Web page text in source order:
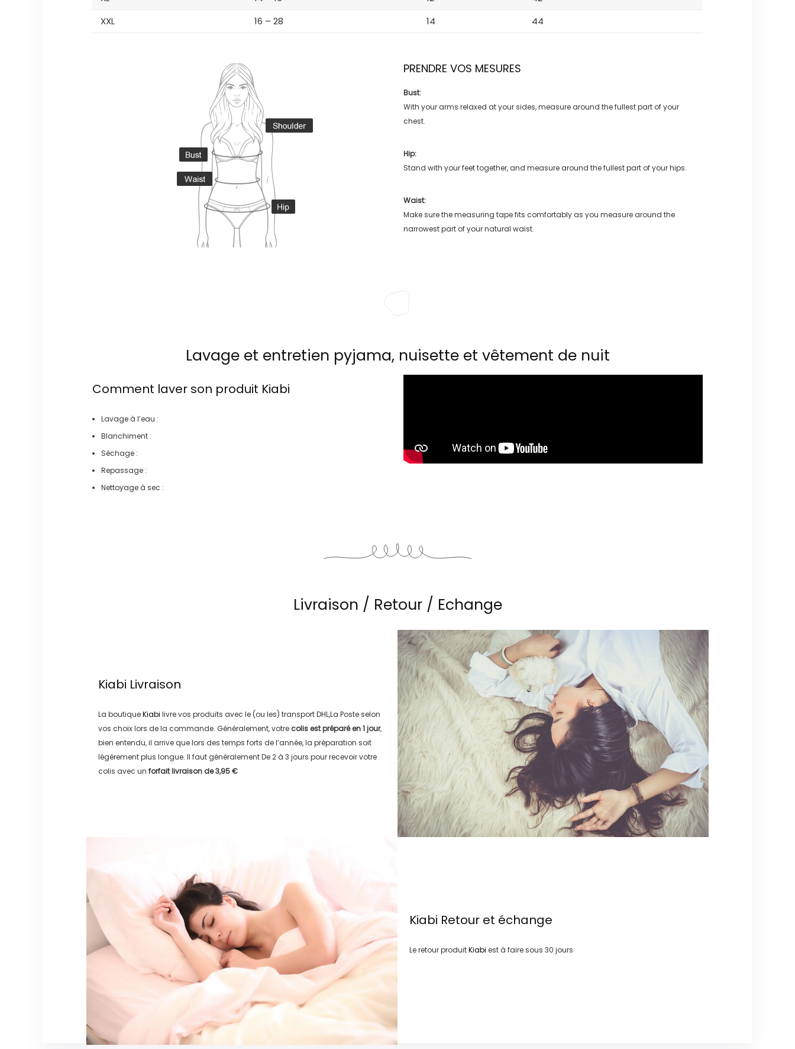
XXL
16 – 28 14 44
PRENDRE VOS MESURES
Bust:
With your arms relaxed at your sides, measure around the fullest part of your
chest.
Hip:
Stand with your feet together, and measure around the fullest part of your hips.
Waist:
Make sure the measuring tape fits comfortably as you measure around the
narrowest part of your natural waist.
Lavage et entretien pyjama, nuisette et vêtement de nuit
Comment laver son produit Kiabi
Lavage à l’eau :
Blanchiment :
Séchage :
Repassage :
Nettoyage à sec :
Livraison / Retour / Echange
Kiabi Livraison
La boutiqueKiabi livre vos produits avec le (ou les) transportDHL,La Posteselon
vos choix lors de la commande. Généralement, votre colis est préparé en1 jour,
bien entendu, il arrive que lors des temps forts de l’année, la préparation soit
légérement plus longue. Il faut généralementDe 2 à 3 jours pour recevoir votre
colis avec un forfait livraison de3,95 €
Kiabi Retour et échange
Le retour produitKiabi est à faire sous 30 jours